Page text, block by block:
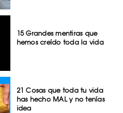
15 Grandes mentiras que
hemos creído toda la vida
21 Cosas que toda tu vida
has hecho MAL y no tenías
idea